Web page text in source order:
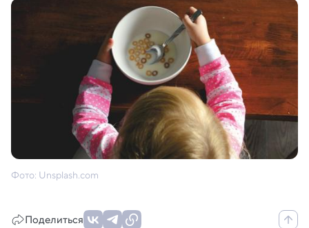
Фото: Unsplash.com
Поделиться